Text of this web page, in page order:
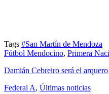
Tags #San Martín de Mendoza
Fútbol Mendocino, Primera
Damián Cebreiro será el
Federal A, Últimas noticias